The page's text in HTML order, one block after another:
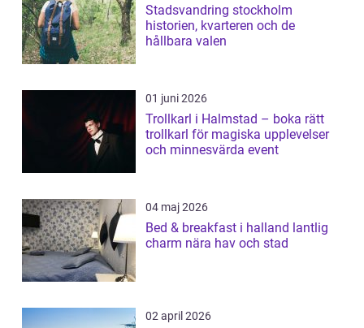
Stadsvandring stockholm
historien, kvarteren och de
hållbara valen
01 juni 2026
Trollkarl i Halmstad – boka rätt
trollkarl för magiska upplevelser
och minnesvärda event
04 maj 2026
Bed & breakfast i halland lantlig
charm nära hav och stad
02 april 2026